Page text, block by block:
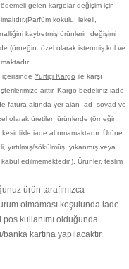
gelen kargolar değişim için
kokulu, lekeli,
kaybetmiş ürünlerin değişimi
(örneğin: özel olarak istenmiş kol ve
içerisinde Yurtiçi Kargo ile karşı
aittir. Kargo bedeliniz iade
fatura altında yer alan ad- soyad ve
olarak üretilen ürünlerde (örneğin:
iade alınmamaktadır. Ürüne
sökülmüş, yıkanmış veya
edilmemektedir.). Ürünler, teslim
ürün tarafımızca
olmaması koşulunda iade
pos kullanımı olduğunda
kartına yapılacaktır.